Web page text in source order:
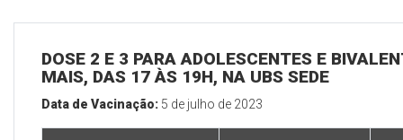
DOSE 2 E 3 PARA ADOLESCENTES E
MAIS, DAS 17 ÀS 19H, NA UBS SEDE
Data de Vacinação: 5 de julho de 2023